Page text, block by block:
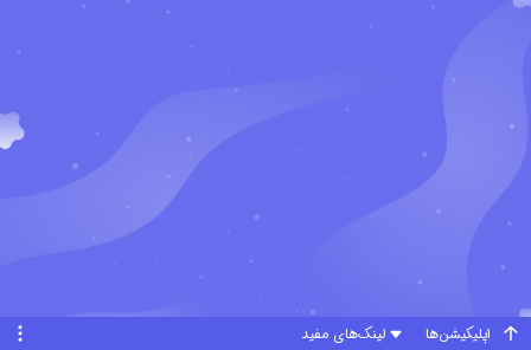
اپلیکیشن‌ها لینک‌های مفید